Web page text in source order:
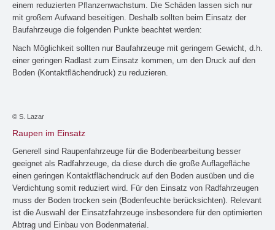
einem reduzierten Pflanzenwachstum. Die Schäden lassen sich nur
mit großem Aufwand beseitigen. Deshalb sollten beim Einsatz der
Baufahrzeuge die folgenden Punkte beachtet werden:
Nach Möglichkeit sollten nur Baufahrzeuge mit geringem Gewicht, d.h.
einer geringen Radlast zum Einsatz kommen, um den Druck auf den
Boden (Kontaktflächendruck) zu reduzieren.
© S. Lazar
Raupen im Einsatz
Generell sind Raupenfahrzeuge für die Bodenbearbeitung besser
geeignet als Radfahrzeuge, da diese durch die große Auflagefläche
einen geringen Kontaktflächendruck auf den Boden ausüben und die
Verdichtung somit reduziert wird. Für den Einsatz von Radfahrzeugen
muss der Boden trocken sein (Bodenfeuchte berücksichten). Relevant
ist die Auswahl der Einsatzfahrzeuge insbesondere für den optimierten
Abtrag und Einbau von Bodenmaterial.